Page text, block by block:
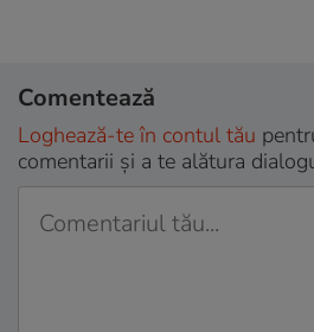
Comentează
Loghează-te în contul tău
comentarii și a te alătura